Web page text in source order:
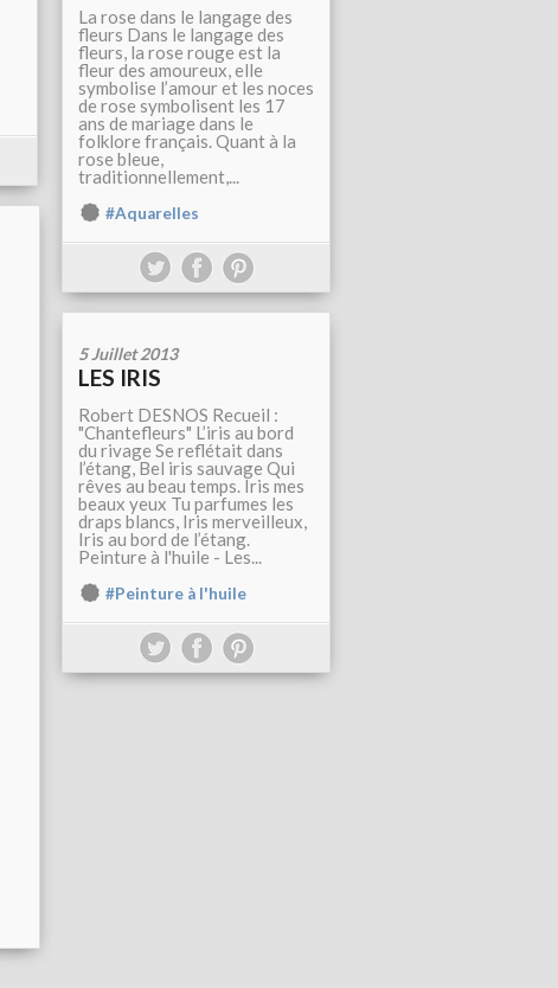
La rose dans le langage des
fleurs Dans le langage des
fleurs, la rose rouge est la
fleur des amoureux, elle
symbolise l’amour et les noces
de rose symbolisent les 17
ans de mariage dans le
folklore français. Quant à la
rose bleue,
traditionnellement,...
#Aquarelles
5 Juillet 2013
LES IRIS
Robert DESNOS Recueil :
"Chantefleurs" L’iris au bord
du rivage Se reflétait dans
l’étang, Bel iris sauvage Qui
rêves au beau temps. Iris mes
beaux yeux Tu parfumes les
draps blancs, Iris merveilleux,
Iris au bord de l’étang.
Peinture à l'huile - Les...
#Peinture à l'huile